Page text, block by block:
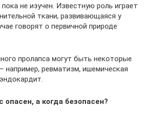
не изучен. Известную роль играет
ткани, развивающаяся у
говорят о первичной природе
пролапса могут быть некоторые
например, ревматизм, ишемическая
опасен, а когда безопасен?